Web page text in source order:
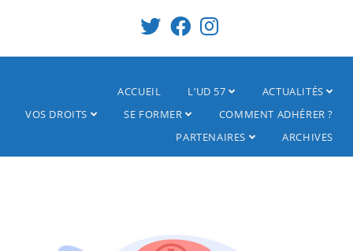
ACCUEIL L’UD 57
ACTUALITÉS
VOS DROITS
SE FORMER
COMMENT ADHÉRER ?
PARTENAIRES
ARCHIVES